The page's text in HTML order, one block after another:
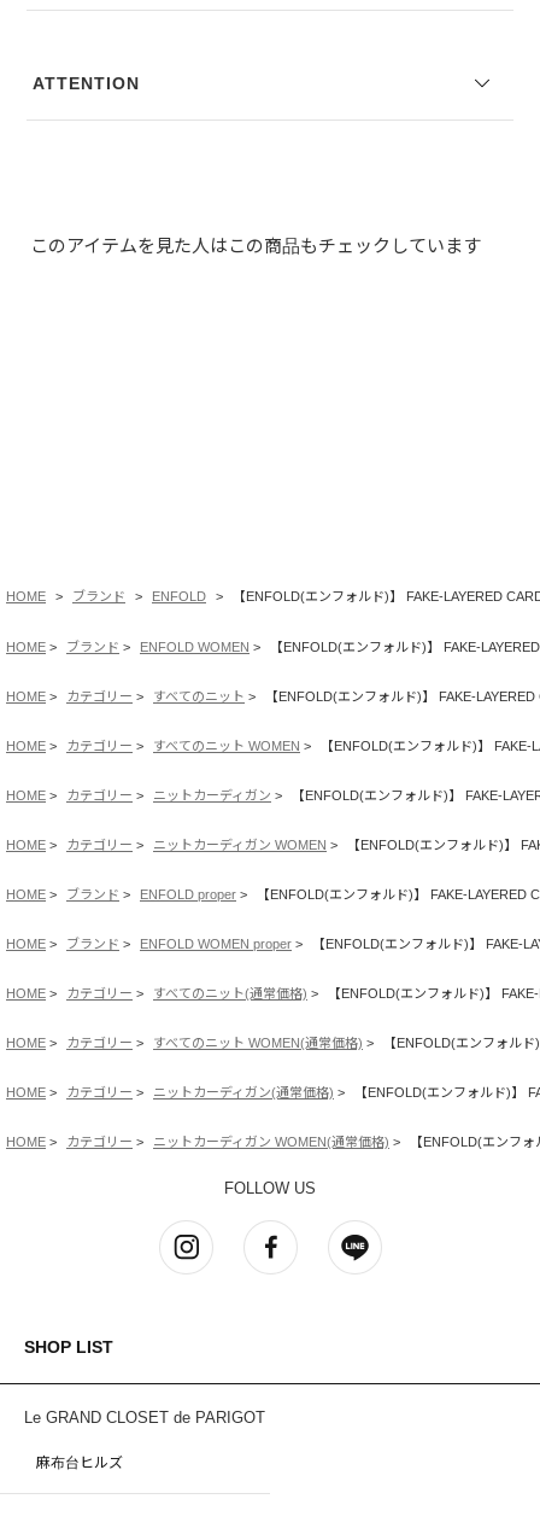
ATTENTION
このアイテムを見た人はこの商品もチェックしています
HOME ブランド ENFOLD 【ENFOLD(エンフォルド)】 FAKE-LAYERED
HOME ブランド ENFOLD WOMEN 【ENFOLD(エンフォルド)】 FAKE-
HOME カテゴリー すべてのニット 【ENFOLD(エンフォルド)】 FAKE-
HOME カテゴリー すべてのニット WOMEN 【ENFOLD(エンフォルド)】 FAKE-
HOME カテゴリー ニットカーディガン 【ENFOLD(エンフォルド)】 FAKE-
HOME カテゴリー ニットカーディガン WOMEN 【ENFOLD(エンフォルド)】
HOME ブランド ENFOLD proper 【ENFOLD(エンフォルド)】 FAKE-LAYERED
HOME ブランド ENFOLD WOMEN proper 【ENFOLD(エンフォルド)】 FAKE-
HOME カテゴリー すべてのニット(通常価格) 【ENFOLD(エンフォルド)】
HOME カテゴリー すべてのニット WOMEN(通常価格) 【ENFOLD(エンフォル
HOME カテゴリー ニットカーディガン(通常価格) 【ENFOLD(エンフォルド)】
HOME カテゴリー ニットカーディガン WOMEN(通常価格) 【ENFOLD(エンフ
FOLLOW US
SHOP LIST
Le GRAND CLOSET de PARIGOT
麻布台ヒルズ